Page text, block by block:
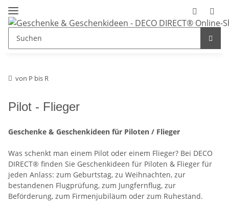
von P bis R
Pilot - Flieger
Geschenke & Geschenkideen für Piloten / Flieger
Was schenkt man einem Pilot oder einem Flieger? Bei DECO
DIRECT® finden Sie Geschenkideen für Piloten & Flieger für
jeden Anlass: zum Geburtstag, zu Weihnachten, zur
bestandenen Flugprüfung, zum Jungfernflug, zur
Beförderung, zum Firmenjubiläum oder zum Ruhestand.